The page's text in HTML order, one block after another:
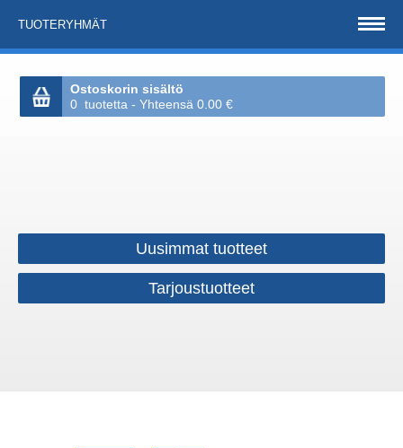
TUOTERYHMÄT
Ostoskorin sisältö
0 tuotetta - Yhteensä 0.00 €
Uusimmat tuotteet
Tarjoustuotteet